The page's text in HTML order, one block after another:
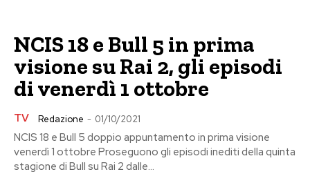
NCIS 18 e Bull 5 in prima
visione su Rai 2, gli episodi
di venerdì 1 ottobre
TV Redazione - 01/10/2021
NCIS 18 e Bull 5 doppio appuntamento in prima visione
venerdì 1 ottobre Proseguono gli episodi inediti della quinta
stagione di Bull su Rai 2 dalle...